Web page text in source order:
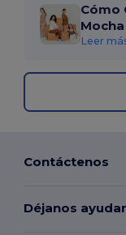
Cómo
Leer
Contáctenos
Déjanos